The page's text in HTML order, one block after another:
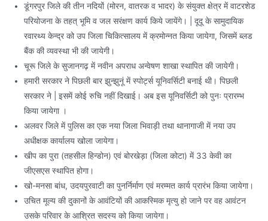
डूंगरपुर जिले की तीन नदियों (मोरन, वातरक व भादर) के संयुक्त क्षेत्र में वाटरशेड
परियोजना के तहत् भूमि व जल सरंक्षण कार्य किये जायेंगे। | दूदू के सामुदायिक
रवारथ्य केन्द्र को उप जिला चिकित्सालय में क्रमोन्नत किया जायेगा, जिसमें ब्लड
बैंक की व्यवस्था भी की जायेगी।
चूरू जिले के सुजानगढ़ में नवीन अपराध अन्वेषण शाखा स्थापित की जायेगी।
हमारी सरकार ने पिछली बार झुन्झुनूं में स्पोर्ट्स यूनिवर्सिटी बनाई थी। पिछली
सरकार ने | इसमें कोई रुचि नहीं दिखाई। अब इस यूनिवर्सिटी को पुनः प्रारम्भ
किया जायेगा ।
अलवर जिले में पुलिस का एक नया जिला भिवाड़ी तथा थानागाजी में नया उप
अधीक्षक कार्यालय खोला जायेगा।
खीप का पुरा (तहसील हिन्डोन) एवं बोरखेड़ा (जिला कोटा) में 33 केवी का
जीएसएस स्थापित होगा।
खो-मनसा बांध, उदयपुरवाटी का पुनर्निर्माण एवं मरम्मत कार्य प्रारंभ किया जायेगा।
उचित मूल्य की दुकानों के आवंटियों की आकस्मिक मृत्यु हो जाने पर वह आवंटन
उसके परिवार के आश्रित सदस्य को किया जायेगा।